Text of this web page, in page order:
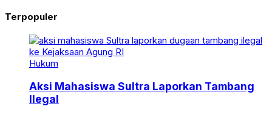
Terpopuler
Hukum
Aksi Mahasiswa Sultra Laporkan Tambang
Ilegal